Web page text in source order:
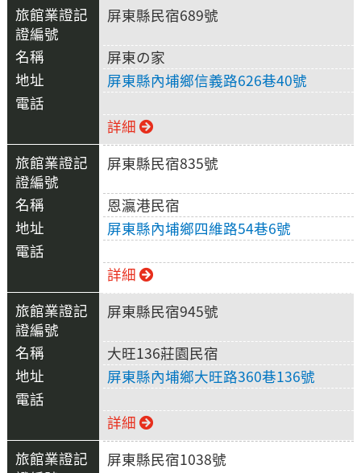
屏東縣民宿689號
屏東の家
屏東縣內埔鄉信義路626巷40號
詳細
屏東縣民宿835號
恩瀛港民宿
屏東縣內埔鄉四維路54巷6號
詳細
屏東縣民宿945號
大旺136莊園民宿
屏東縣內埔鄉大旺路360巷136號
詳細
屏東縣民宿1038號